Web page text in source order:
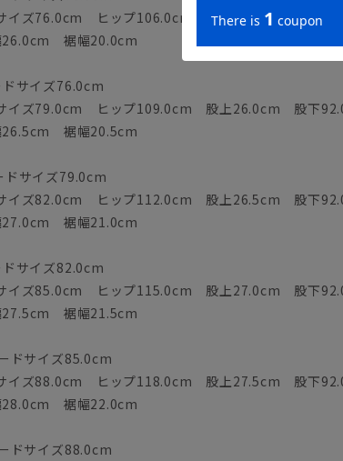
サイズ76.0cm ヒップ106.0cm 股上25.5cm 股下
裾幅20.0cm
ドサイズ76.0cm
サイズ79.0cm ヒップ109.0cm 股上26.0cm 股下
裾幅20.5cm
ドサイズ79.0cm
サイズ82.0cm ヒップ112.0cm 股上26.5cm 股下
裾幅21.0cm
ドサイズ82.0cm
サイズ85.0cm ヒップ115.0cm 股上27.0cm 股下
裾幅21.5cm
ドサイズ85.0cm
サイズ88.0cm ヒップ118.0cm 股上27.5cm 股下
裾幅22.0cm
ドサイズ88.0cm